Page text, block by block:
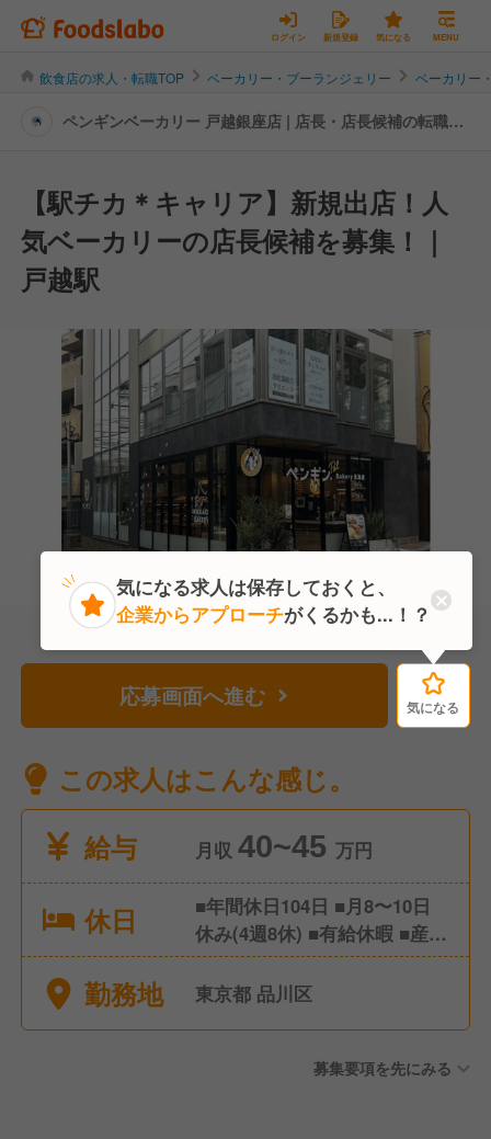
ログイン 新規登録 気になる MENU
飲食店の求人・転職TOP ベーカリー・ブーランジェリー ベーカリー
ペンギンベーカリー 戸越銀座店 | 店長・店長候補の転職・
【駅チカ＊キャリア】新規出店！人
気ベーカリーの店長候補を募集！｜
戸越駅
応募画面へ進む 気になる
この求人はこんな感じ。
給与
月収 40~45 万円
休日
■年間休日104日 ■月8〜10日
休み(4週8休) ■有給休暇 ■産
前・産後休暇
勤務地 東京都 品川区
募集要項を先にみる
気になる
気になる求人は保存しておくと、
企業からアプローチがくるかも...！？